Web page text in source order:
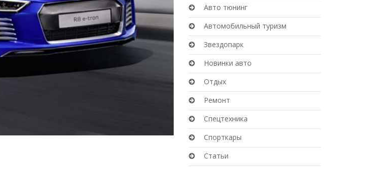
Авто тюнинг
Автомобильный туризм
Звездопарк
Новинки авто
Отдых
Ремонт
Спецтехника
Спорткары
Статьи